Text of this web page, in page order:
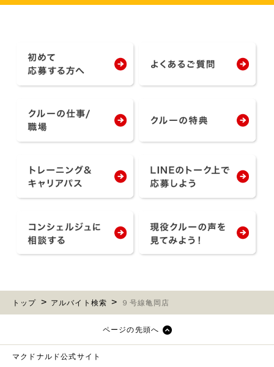
トップ アルバイト検索 ９号線亀岡店
ページの先頭へ
マクドナルド公式サイト